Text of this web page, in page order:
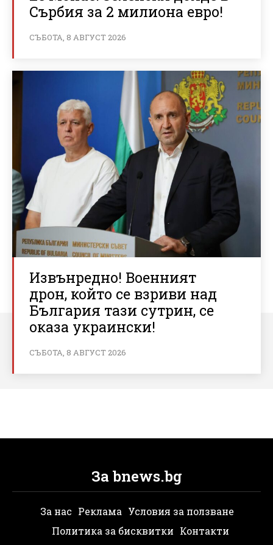
Сърбия за 2 милиона евро!
СЪБОТА, 8 АВГУСТ 2026
Извънредно! Военният
дрон, който се взриви над
България тази сутрин, се
оказа украински!
СЪБОТА, 8 АВГУСТ 2026
За bnews.bg
За нас Реклама Условия за ползване
Политика за бисквитки Контакти